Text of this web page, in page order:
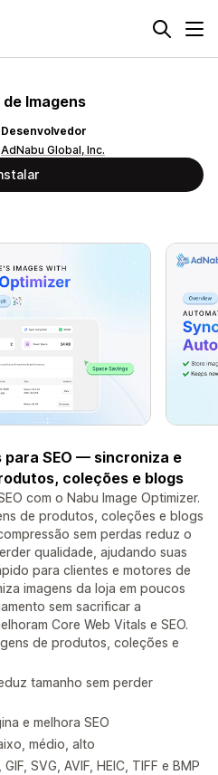
Imagens
Desenvolvedor
AdNabu Global, Inc.
para SEO — sincroniza e
coleções e blogs
com o Nabu Image Optimizer.
de produtos, coleções e blogs
sem perdas reduz o
qualidade, ajudando suas
para clientes e motores de
imagens da loja em poucos
sem sacrificar a
Core Web Vitals e SEO.
de produtos, coleções e
tamanho sem perder
e melhora SEO
médio, alto
SVG, AVIF, HEIC, TIFF e BMP